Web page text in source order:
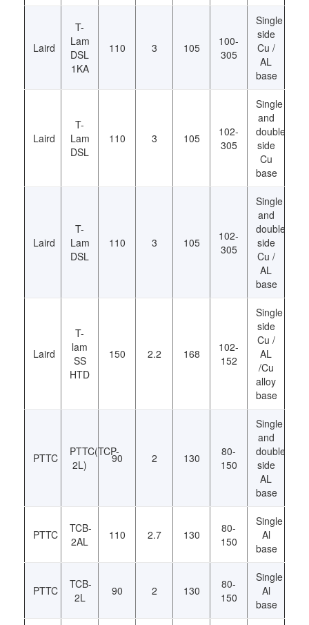
Laird
T-
Lam
DSL
1KA
110 3 105
100-
305
Single
side
Cu /
AL
base
Laird
T-
Lam
DSL
110 3 105
102-
305
Single
and
double
side
Cu
base
Laird
T-
Lam
DSL
110 3 105
102-
305
Single
and
double
side
Cu /
AL
base
Laird
T-
lam
SS
HTD
150 2.2 168
102-
152
Single
side
Cu /
AL
/Cu
alloy
base
PTTC
PTTC(TCP-
2L)
90 2 130
80-
150
Single
and
double
side
AL
base
PTTC
TCB-
2AL
110 2.7 130
80-
150
Single
Al
base
PTTC
TCB-
2L
90 2 130
80-
150
Single
Al
base